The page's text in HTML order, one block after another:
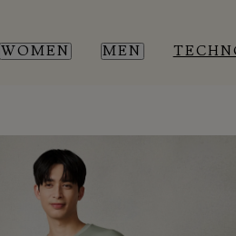
WOMEN MEN